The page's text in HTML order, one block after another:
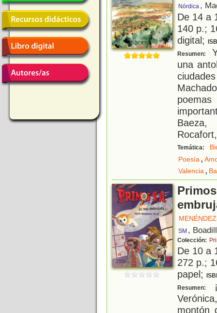
Nórdica ,
De 14 a
140 p.;
digital;
Resumen:
una
Baeza,
Temática:
Poesía,
Valencia,
SM ,
Colección:
De 10 a
272 p.;
papel;
Resumen:
montón